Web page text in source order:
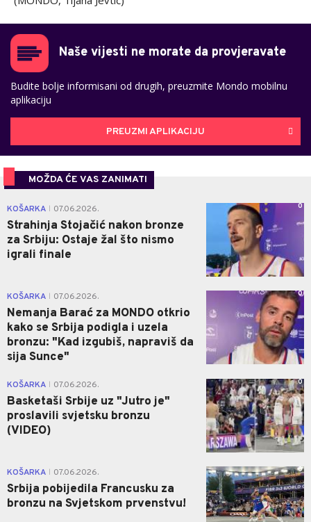
Naše vijesti ne morate da provjeravate
Budite bolje informisani od drugih, preuzmite Mondo mobilnu
aplikaciju
PREUZMI APLIKACIJU
MOŽDA ĆE VAS ZANIMATI
KOŠARKA 07.06.2026.
Strahinja Stojačić nakon bronze
za Srbiju: Ostaje žal što nismo
igrali finale
0
KOŠARKA 07.06.2026.
Nemanja Barać za MONDO otkrio
kako se Srbija podigla i uzela
bronzu: "Kad izgubiš, napraviš da
sija Sunce"
0
KOŠARKA 07.06.2026.
Basketaši Srbije uz "Jutro je"
proslavili svjetsku bronzu
(VIDEO)
0
KOŠARKA 07.06.2026.
Srbija pobijedila Francusku za
bronzu na Svjetskom prvenstvu!
0